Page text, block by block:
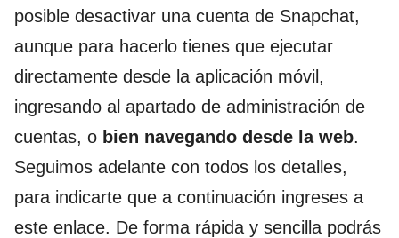
posible desactivar una cuenta de Snapchat,
aunque para hacerlo tienes que ejecutar
directamente desde la aplicación móvil,
ingresando al apartado de administración de
cuentas, o bien navegando desde la web.
Seguimos adelante con todos los detalles,
para indicarte que a continuación ingreses a
este enlace. De forma rápida y sencilla podrás